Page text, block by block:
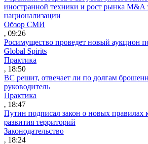
иностранной техники и рост рынка M&A
национализации
Обзор СМИ
, 09:26
Росимущество проведет новый аукцион
Global Spirits
Практика
, 18:50
ВС решит, отвечает ли по долгам
руководитель
Практика
, 18:47
Путин подписал закон о новых правилах
развития территорий
Законодательство
, 18:24